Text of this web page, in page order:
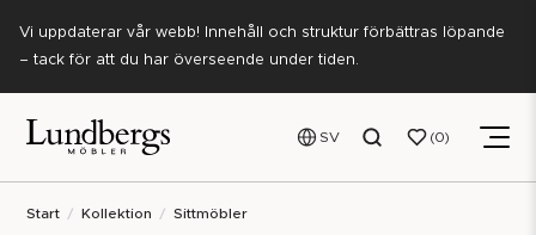
Vi uppdaterar vår webb! Innehåll och struktur förbättras löpande
– tack för att du har överseende under tiden.
SV 0
Start Kollektion Sittmöbler